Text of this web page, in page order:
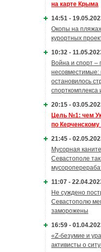
на карте Крыма
14:51 -
Окопы на
курортных
10:32 -
Война и спорт –
несовместимые:
остановилось
спорткомплекса
20:15 -
Цель №1: чем
по Керченскому
21:45 -
Мусорная
Севастополе
11:07 -
Не суждено
Севастополю
заморожены
16:59 -
«Z-безумие и
активисты о